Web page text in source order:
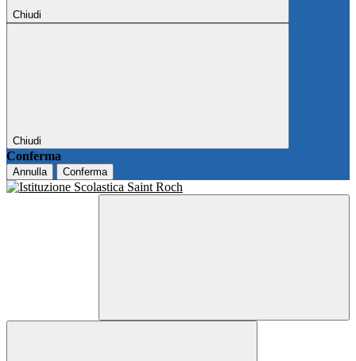
Chiudi
Chiudi
Conferma
Annulla Conferma